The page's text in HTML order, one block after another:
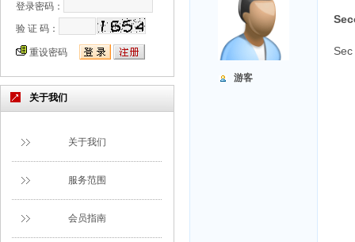
游客
Ѕec
关于我们
关于我们
服务范围
会员指南
登录密码：
验 证 码：
重设密码